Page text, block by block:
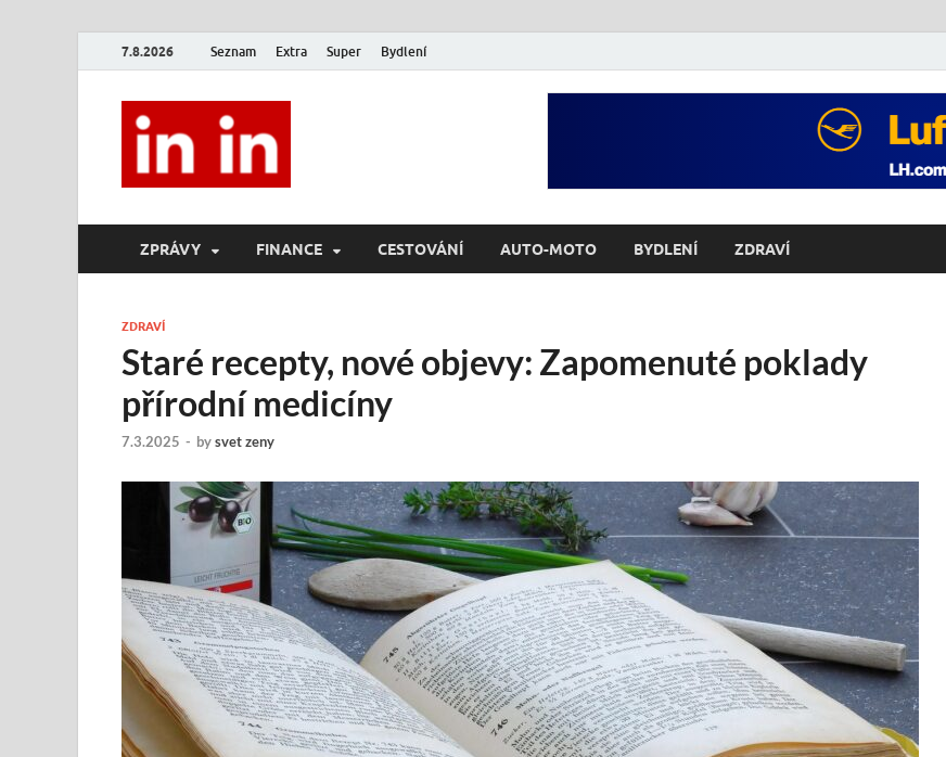
7.8.2026 Seznam Extra Super Bydlení
ZPRÁVY FINANCE CESTOVÁNÍ AUTO-MOTO BYDLENÍ ZDRAVÍ
ZDRAVÍ
Staré recepty, nové objevy: Zapomenuté poklady
přírodní medicíny
7.3.2025 - bysvet zeny